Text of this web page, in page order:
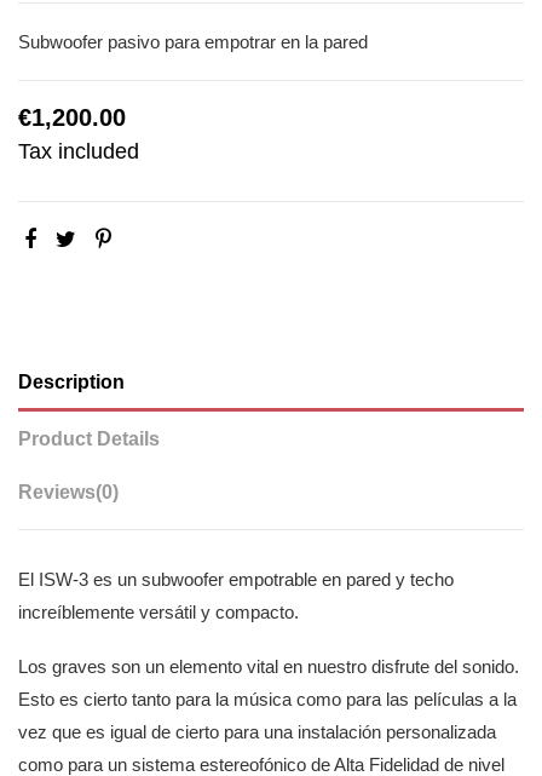
Subwoofer pasivo para empotrar en la pared
€1,200.00
Tax included
Description
Product Details
Reviews(0)
El ISW-3 es un subwoofer empotrable en pared y techo
increíblemente versátil y compacto.
Los graves son un elemento vital en nuestro disfrute del sonido.
Esto es cierto tanto para la música como para las películas a la
vez que es igual de cierto para una instalación personalizada
como para un sistema estereofónico de Alta Fidelidad de nivel